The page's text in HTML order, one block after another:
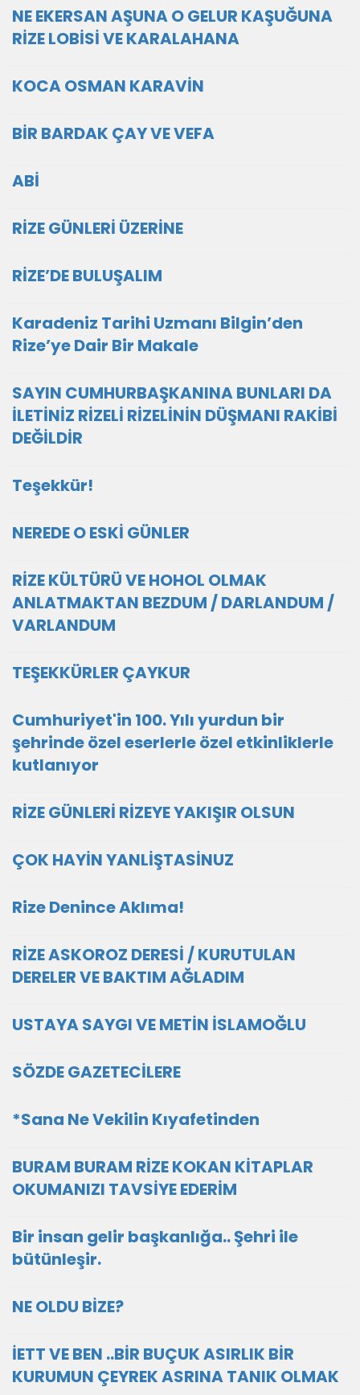
NE EKERSAN AŞUNA O GELUR KAŞUĞUNA
RİZE LOBİSİ VE KARALAHANA
KOCA OSMAN KARAVİN
BİR BARDAK ÇAY VE VEFA
ABİ
RİZE GÜNLERİ ÜZERİNE
RİZE’DE BULUŞALIM
Karadeniz Tarihi Uzmanı Bilgin’den
Rize’ye Dair Bir Makale
SAYIN CUMHURBAŞKANINA BUNLARI DA
İLETİNİZ RİZELİ RİZELİNİN DÜŞMANI RAKİBİ
DEĞİLDİR
Teşekkür!
NEREDE O ESKİ GÜNLER
RİZE KÜLTÜRÜ VE HOHOL OLMAK
ANLATMAKTAN BEZDUM / DARLANDUM /
VARLANDUM
TEŞEKKÜRLER ÇAYKUR
Cumhuriyet'in 100. Yılı yurdun bir
şehrinde özel eserlerle özel etkinliklerle
kutlanıyor
RİZE GÜNLERİ RİZEYE YAKIŞIR OLSUN
ÇOK HAYİN YANLİŞTASİNUZ
Rize Denince Aklıma!
RİZE ASKOROZ DERESİ / KURUTULAN
DERELER VE BAKTIM AĞLADIM
USTAYA SAYGI VE METİN İSLAMOĞLU
SÖZDE GAZETECİLERE
*Sana Ne Vekilin Kıyafetinden
BURAM BURAM RİZE KOKAN KİTAPLAR
OKUMANIZI TAVSİYE EDERİM
Bir insan gelir başkanlığa.. Şehri ile
bütünleşir.
NE OLDU BİZE?
İETT VE BEN ..BİR BUÇUK ASIRLIK BİR
KURUMUN ÇEYREK ASRINA TANIK OLMAK